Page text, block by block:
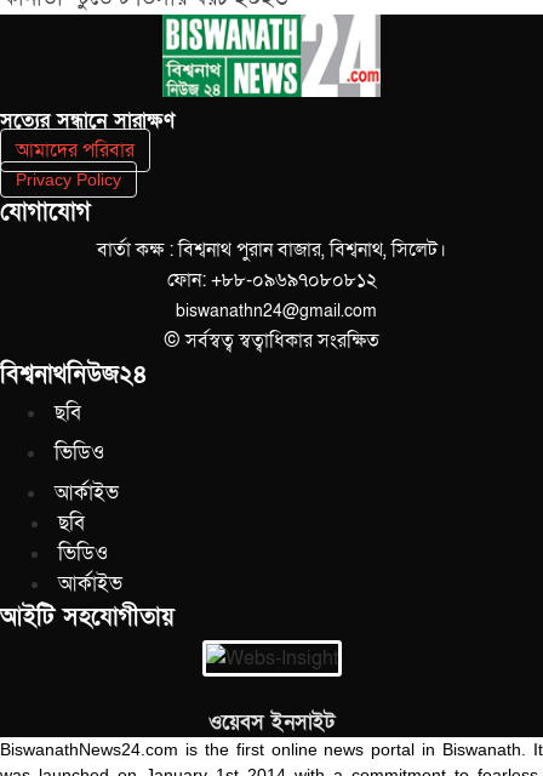
সত‌্যের সন্ধানে সারাক্ষণ
আমাদের পরিবার
Privacy Policy
যোগাযোগ
বার্তা কক্ষ : বিশ্বনাথ পুরান বাজার, বিশ্বনাথ, সিলেট।
ফোন: +৮৮-০৯৬৯৭০৮০৮১২
biswanathn24@gmail.com
© সর্বস্বত্ব স্বত্বাধিকার সংরক্ষিত
বিশ্বনাথনিউজ২৪
ছবি
ভিডিও
আর্কাইভ
ছবি
ভিডিও
আর্কাইভ
আইটি সহযোগীতায়
ওয়েবস ইনসাইট
BiswanathNews24.com is the first online news portal in Biswanath. It